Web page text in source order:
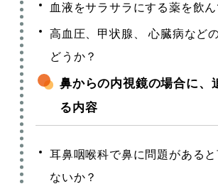
血液をサラサラにする薬を飲ん
高血圧、甲状腺、 心臓病など
どうか？
鼻からの内視鏡の場合に、
る内容
耳鼻咽喉科で鼻に問題がある
ないか？